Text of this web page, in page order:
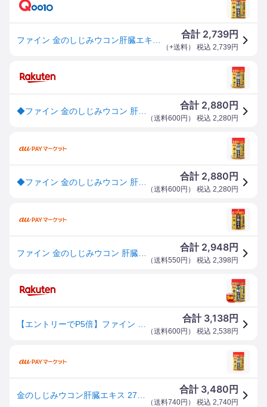
合計 2,739円
（+送料） 税込 2,739 円
合計 2,880 円
（送料600円 ） 税込 2,280円
合計 2,880 円
（送料600円 ） 税込 2,280円
合計 2,948円
（送料550円 ） 税込 2,398 円
合計 3,138円
（送料600円 ） 税込 2,538 円
合計 3,480 円
（送料740円 ） 税込 2,740円